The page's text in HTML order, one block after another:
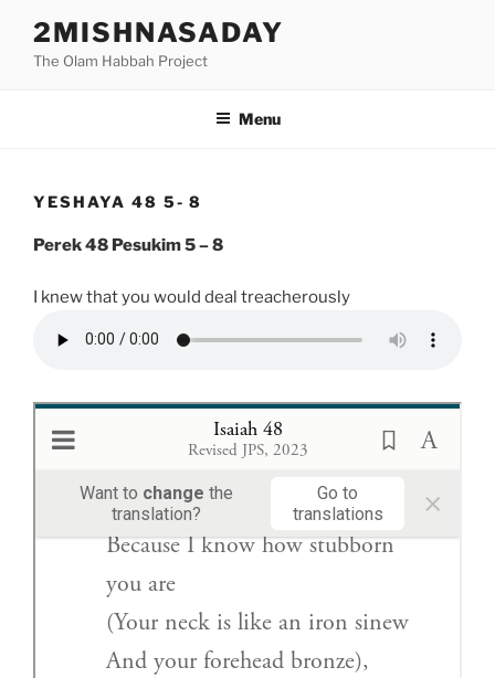
content
2MISHNASADAY
The Olam Habbah Project
Menu
YESHAYA 48 5- 8
Perek 48 Pesukim 5 – 8
I knew that you would deal treacherously